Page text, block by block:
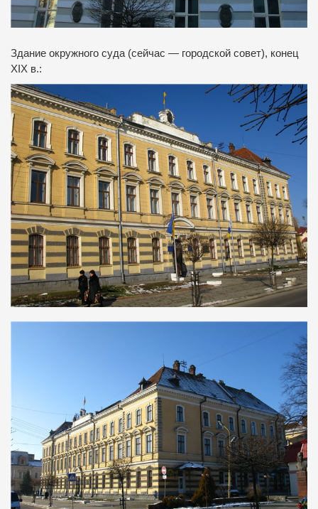
Здание окружного суда (сейчас — городской совет), конец
XIX в.: